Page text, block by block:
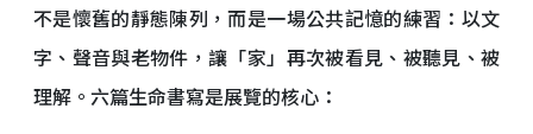
不是懷舊的靜態陳列，而是一場公共記憶的練習：以文
字、聲音與老物件，讓「家」再次被看見、被聽見、被
理解。六篇生命書寫是展覽的核心：